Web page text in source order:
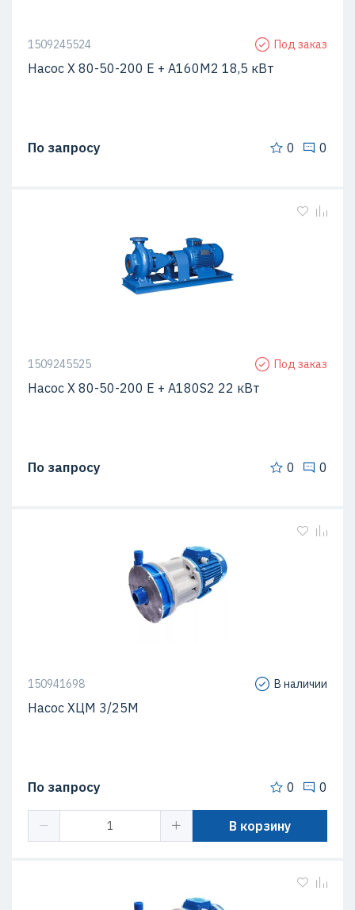
1509245524 Под заказ
Насос Х 80-50-200 Е + A160M2 18,5 кВт
По запросу 0 0
1509245525 Под заказ
Насос Х 80-50-200 Е + A180S2 22 кВт
По запросу 0 0
150941698 В наличии
Насос ХЦМ 3/25М
По запросу 0 0
В корзину